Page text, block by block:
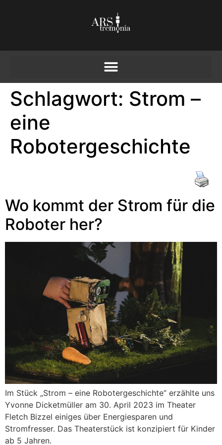
Schlagwort: Strom –
eine
Robotergeschichte
Wo kommt der Strom für die
Roboter her?
Im Stück „Strom – eine Robotergeschichte“ erzählte uns
Yvonne Dicketmüller am 30. April 2023 im Theater
Fletch Bizzel einiges über Energiesparen und
Stromfresser. Das Theaterstück ist konzipiert für Kinder
ab 5 Jahren.